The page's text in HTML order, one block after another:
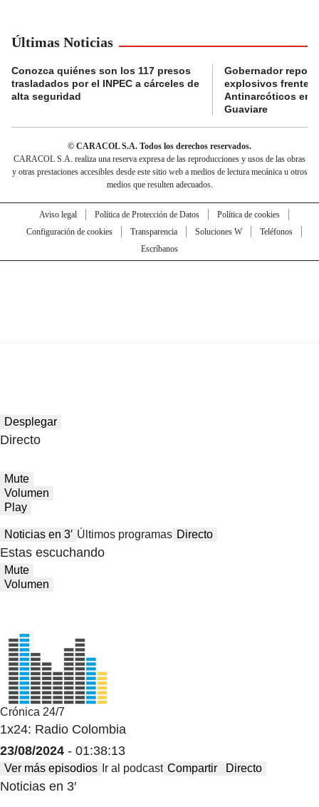
Últimas Noticias
Conozca quiénes son los 117 presos
trasladados por el INPEC a cárceles de
alta seguridad
Gobernador
explosivos frente a
Antinarcóticos en
Guaviare
© CARACOL S.A. Todos los derechos reservados.
CARACOL S.A. realiza una reserva expresa de las reproducciones y usos de las obras
y otras prestaciones accesibles desde este sitio web a medios de lectura mecánica u otros
medios que resulten adecuados.
Aviso legal Política de Protección de Datos
Política de cookies
Configuración de cookies
Transparencia Soluciones W
Teléfonos
Escríbanos
Desplegar
Directo
Mute
Volumen
Play
Noticias en 3′ Últimos programas Directo
Estas escuchando
Mute
Volumen
Crónica 24/7
1x24: Radio Colombia
23/08/2024 - 01:38:13
Ver más episodios Ir al podcast Compartir Directo
Noticias en 3′